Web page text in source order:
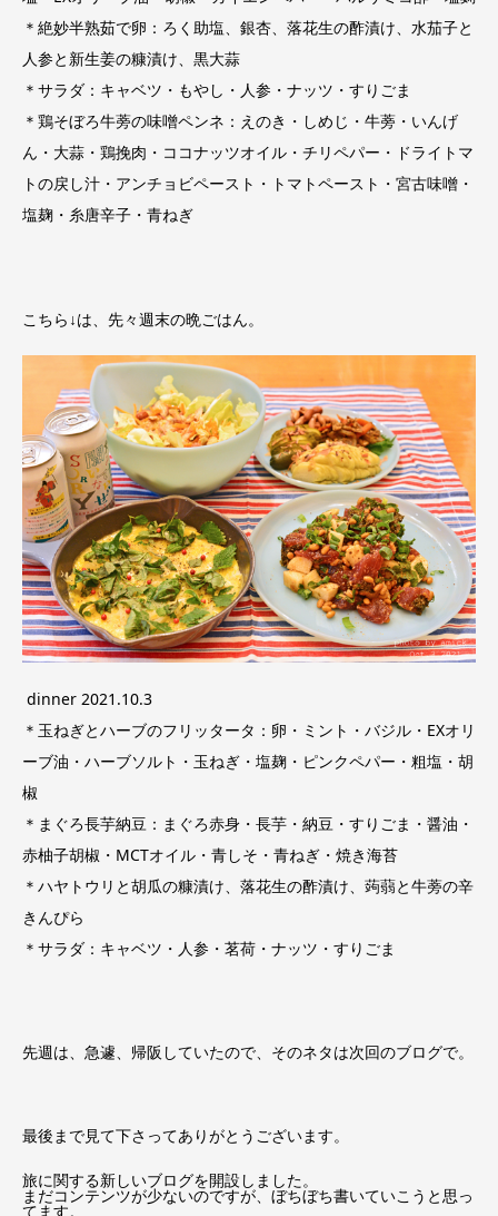
＊絶妙半熟茹で卵：ろく助塩、銀杏、落花生の酢漬け、水茄子と
人参と新生姜の糠漬け、黒大蒜
＊サラダ：キャベツ・もやし・人参・ナッツ・すりごま
＊鶏そぼろ牛蒡の味噌ペンネ：えのき・しめじ・牛蒡・いんげ
ん・大蒜・鶏挽肉・ココナッツオイル・チリペパー・ドライトマ
トの戻し汁・アンチョビペースト・トマトペースト・宮古味噌・
塩麹・糸唐辛子・青ねぎ
こちら↓は、先々週末の晩ごはん。
dinner 2021.10.3
＊玉ねぎとハーブのフリッタータ：卵・ミント・バジル・EXオリ
ーブ油・ハーブソルト・玉ねぎ・塩麹・ピンクペパー・粗塩・胡
椒
＊まぐろ長芋納豆：まぐろ赤身・長芋・納豆・すりごま・醤油・
赤柚子胡椒・MCTオイル・青しそ・青ねぎ・焼き海苔
＊ハヤトウリと胡瓜の糠漬け、落花生の酢漬け、蒟蒻と牛蒡の辛
きんぴら
＊サラダ：キャベツ・人参・茗荷・ナッツ・すりごま
先週は、急遽、帰阪していたので、そのネタは次回のブログで。
最後まで見て下さってありがとうございます。
旅に関する新しいブログを開設しました。
まだコンテンツが少ないのですが、ぼちぼち書いていこうと思っ
てます。